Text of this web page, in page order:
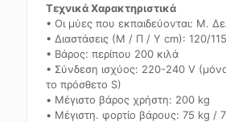
Τεχνικά Χαρακτηριστικά
• Οι μύες που εκπαιδεύονται: Μ.
• Διαστάσεις (Μ / Π / Υ cm): 120/
• Βάρος: περίπου 200 κιλά
• Σύνδεση ισχύος: 220-240 V
το πρόσθετο S)
• Μέγιστο βάρος χρήστη: 200 kg
• Μέγιστη. φορτίο βάρους: 75 kg /